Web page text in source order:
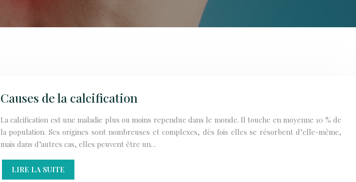
Causes de la calcification
La calcification est une maladie plus ou moins rependue dans le monde. Il touche en moyenne 10 % de
la population. Ses origines sont nombreuses et complexes, dès fois elles se résorbent d’elle-même,
mais dans d’autres cas, elles peuvent être un…
LIRE LA SUITE